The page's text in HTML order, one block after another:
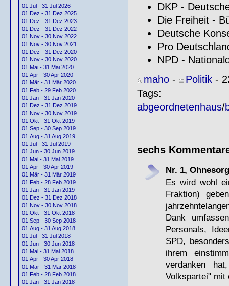
01.Jul - 31 Jul 2026
01.Dez - 31 Dez 2025
01.Dez - 31 Dez 2023
01.Dez - 31 Dez 2022
01.Nov - 30 Nov 2022
01.Nov - 30 Nov 2021
01.Dez - 31 Dez 2020
01.Nov - 30 Nov 2020
01.Mai - 31 Mai 2020
01.Apr - 30 Apr 2020
01.Mär - 31 Mär 2020
01.Feb - 29 Feb 2020
01.Jan - 31 Jan 2020
01.Dez - 31 Dez 2019
01.Nov - 30 Nov 2019
01.Okt - 31 Okt 2019
01.Sep - 30 Sep 2019
01.Aug - 31 Aug 2019
01.Jul - 31 Jul 2019
01.Jun - 30 Jun 2019
01.Mai - 31 Mai 2019
01.Apr - 30 Apr 2019
01.Mär - 31 Mär 2019
01.Feb - 28 Feb 2019
01.Jan - 31 Jan 2019
01.Dez - 31 Dez 2018
01.Nov - 30 Nov 2018
01.Okt - 31 Okt 2018
01.Sep - 30 Sep 2018
01.Aug - 31 Aug 2018
01.Jul - 31 Jul 2018
01.Jun - 30 Jun 2018
01.Mai - 31 Mai 2018
01.Apr - 30 Apr 2018
01.Mär - 31 Mär 2018
01.Feb - 28 Feb 2018
01.Jan - 31 Jan 2018
DKP -
Die Freiheit -
Deutsche
Pro
NPD -
maho- Politik-
Tags:
abgeordnetenhaus/
sechs
Nr. 1,
Es wird wohl
Fraktion)
Dank
Personals,
SPD,
ihrem
verdanken
Volkspartei" mit